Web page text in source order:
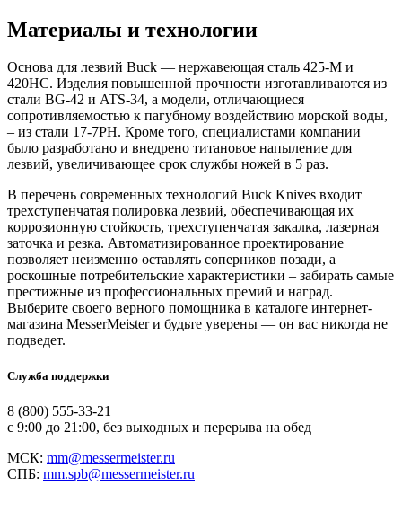
Материалы и технологии
Основа для лезвий Buck — нержавеющая сталь 425-М и
420HC. Изделия повышенной прочности изготавливаются из
стали BG-42 и ATS-34, а модели, отличающиеся
сопротивляемостью к пагубному воздействию морской воды,
– из стали 17-7PH. Кроме того, специалистами компании
было разработано и внедрено титановое напыление для
лезвий, увеличивающее срок службы ножей в 5 раз.
В перечень современных технологий Buck Knives входит
трехступенчатая полировка лезвий, обеспечивающая их
коррозионную стойкость, трехступенчатая закалка, лазерная
заточка и резка. Автоматизированное проектирование
позволяет неизменно оставлять соперников позади, а
роскошные потребительские характеристики – забирать самые
престижные из профессиональных премий и наград.
Выберите своего верного помощника в каталоге интернет-
магазина MesserMeister и будьте уверены — он вас никогда не
подведет.
Служба поддержки
8 (800) 555-33-21
с 9:00 до 21:00, без выходных и перерыва на обед
МСК: mm@messermeister.ru
СПБ: mm.spb@messermeister.ru